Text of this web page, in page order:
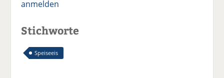
anmelden
Stichworte
Speiseeis